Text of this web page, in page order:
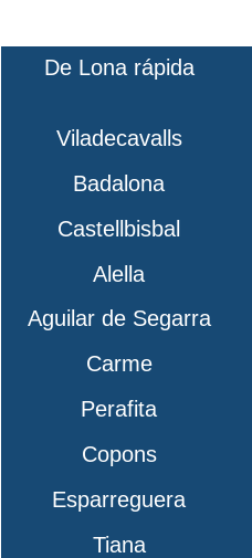
De Lona rápida
Viladecavalls
Badalona
Castellbisbal
Alella
Aguilar de Segarra
Carme
Perafita
Copons
Esparreguera
Tiana